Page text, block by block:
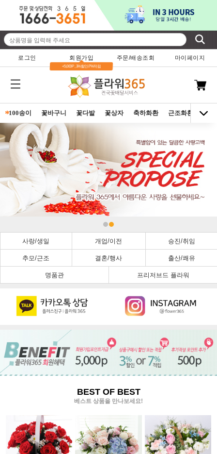
로그인 회원가입
+5,000P , 3%할인/7%적립
주문/배송조회 마이페이지
*100송이 꽃바구니 꽃다발 꽃상자 축하화환 근조화환 동양
사랑/생일 개업/이전 승진/취임
추모/근조 결혼/행사 출산/쾌유
명품관 프리저브드 플라워
BEST OF BEST
베스트 상품을 만나보세요!